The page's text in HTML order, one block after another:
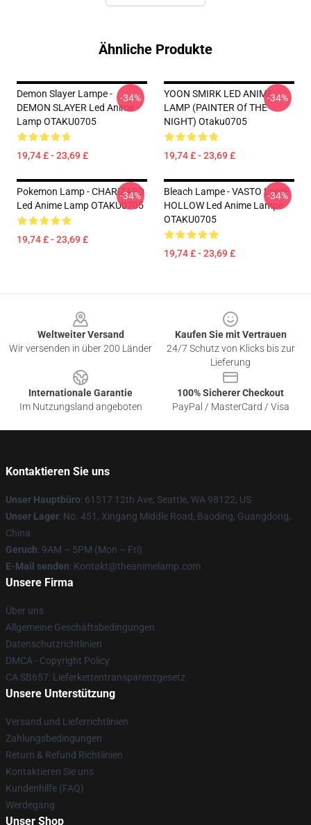
Ähnliche Produkte
Demon Slayer Lampe -
DEMON SLAYER Led Anime
Lamp OTAKU0705
19,74 £ - 23,69 £
-34%
YOON SMIRK LED ANIME
LAMP (PAINTER Of THE
NIGHT) Otaku0705
19,74 £ - 23,69 £
-34%
Pokemon Lamp - CHARIZARD
Led Anime Lamp OTAKU0705
19,74 £ - 23,69 £
-34%
Bleach Lampe - VASTO LordE
HOLLOW Led Anime Lampe
OTAKU0705
19,74 £ - 23,69 £
-34%
Weltweiter Versand
Wir versenden in über 200 Länder
Kaufen Sie mit Vertrauen
24/7 Schutz von Klicks bis zur
Lieferung
Internationale Garantie
Im Nutzungsland angeboten
100% Sicherer Checkout
PayPal / MasterCard / Visa
Kontaktieren Sie uns
Unser Hauptbüro: 61517 12th Ave, Seattle, WA 98122, US
Unser Lager: No. 451, Xingang Middle Road, Baoding, Guangdong,
China
Geruch: 9AM – 5PM (Mon – Fri)
E-Mail senden: Kontakt@theanimelamp.com
Unsere Firma
Über uns
Allgemeine Geschäftsbedingungen
Datenschutzrichtlinien
DMCA - Copyright Policy
CA SB657: Lieferkettentransparenzgesetz
Unsere Unterstützung
Versand und Lieferrichtlinien
Zahlungsbedingungen
Return & Refund Richtlinien
Kontaktieren Sie uns
Kundenhilfe (FAQ)
Werdegang
Unser Shop